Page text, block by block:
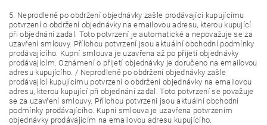
5. Neprodleně po obdržení objednávky zašle prodávající kupujícímu
potvrzení o obdržení objednávky na emailovou adresu, kterou kupující
při objednání zadal. Toto potvrzení je automatické a nepovažuje se za
uzavření smlouvy. Přílohou potvrzení jsou aktuální obchodní podmínky
prodávajícího. Kupní smlouva je uzavřena až po přijetí objednávky
prodávajícím. Oznámení o přijetí objednávky je doručeno na emailovou
adresu kupujícího. / Neprodleně po obdržení objednávky zašle
prodávající kupujícímu potvrzení o obdržení objednávky na emailovou
adresu, kterou kupující při objednání zadal. Toto potvrzení se považuje
se za uzavření smlouvy. Přílohou potvrzení jsou aktuální obchodní
podmínky prodávajícího. Kupní smlouva je uzavřena potvrzením
objednávky prodávajícím na emailovou adresu kupujícího.